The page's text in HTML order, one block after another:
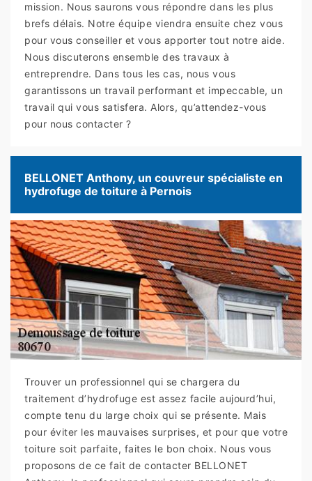
mission. Nous saurons vous répondre dans les plus
brefs délais. Notre équipe viendra ensuite chez vous
pour vous conseiller et vous apporter tout notre aide.
Nous discuterons ensemble des travaux à
entreprendre. Dans tous les cas, nous vous
garantissons un travail performant et impeccable, un
travail qui vous satisfera. Alors, qu’attendez-vous
pour nous contacter ?
BELLONET Anthony, un couvreur spécialiste en
hydrofuge de toiture à Pernois
Trouver un professionnel qui se chargera du
traitement d’hydrofuge est assez facile aujourd’hui,
compte tenu du large choix qui se présente. Mais
pour éviter les mauvaises surprises, et pour que votre
toiture soit parfaite, faites le bon choix. Nous vous
proposons de ce fait de contacter BELLONET